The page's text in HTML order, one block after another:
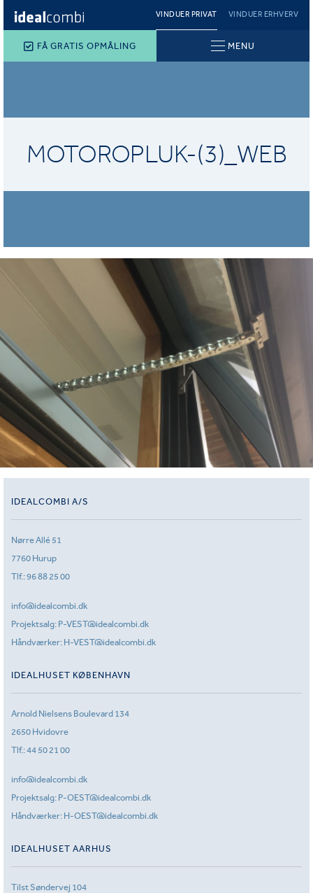
VINDUER PRIVAT VINDUER ERHVERV
FÅ GRATIS OPMÅLING MENU
MOTOROPLUK-(3)_WEB
IDEALCOMBI A/S
Nørre Allé 51
7760 Hurup
Tlf.:96 88 25 00
info@idealcombi.dk
Projektsalg: P-VEST@idealcombi.dk
Håndværker: H-VEST@idealcombi.dk
IDEALHUSET KØBENHAVN
Arnold Nielsens Boulevard 134
2650 Hvidovre
Tlf.:44 50 21 00
info@idealcombi.dk
Projektsalg: P-OEST@idealcombi.dk
Håndværker: H-OEST@idealcombi.dk
IDEALHUSET AARHUS
Tilst Søndervej 104